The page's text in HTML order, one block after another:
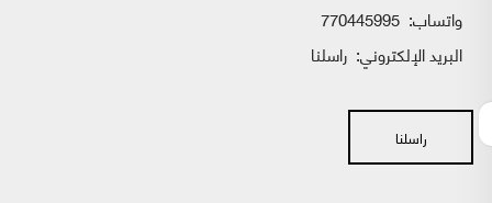
واتساب:
البريد الإلكتروني: راسلنا
راسلنا